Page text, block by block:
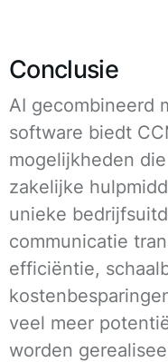
Conclusie
AI gecombineerd
software biedt
mogelijkheden
zakelijke
unieke
communicatie
efficiëntie,
veel meer
worden